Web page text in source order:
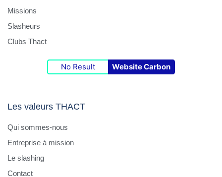
Missions
Slasheurs
Clubs Thact
No Result Website Carbon
Les valeurs THACT
Qui sommes-nous
Entreprise à mission
Le slashing
Contact